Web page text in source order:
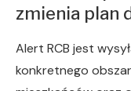
zmienia plan
Alert RCB jest
konkretnego